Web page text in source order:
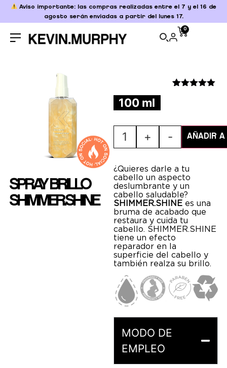
Aviso importante: las compras realizadas entre el 7 y el 16 de
agosto serán enviadas a partir del lunes 17.
0
SPRAY BRILLO
SHIMMER.SHINE
valoraciones
de clientes
100 ml
1 + - AÑADIR
¿Quieres darle a tu
cabello un aspecto
deslumbrante y un
cabello saludable?
SHIMMER.SHINE es una
bruma de acabado que
restaura y cuida tu
cabello. SHIMMER.SHINE
tiene un efecto
reparador en la
superficie del cabello y
también realza su brillo.
MODO DE
EMPLEO